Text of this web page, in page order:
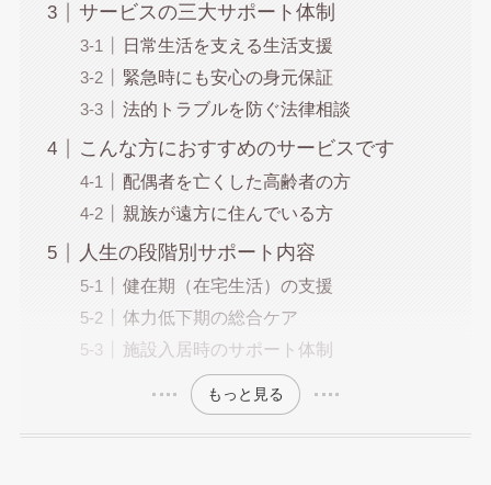
サービスの三大サポート体制
日常生活を支える生活支援
緊急時にも安心の身元保証
法的トラブルを防ぐ法律相談
こんな方におすすめのサービスです
配偶者を亡くした高齢者の方
親族が遠方に住んでいる方
人生の段階別サポート内容
健在期（在宅生活）の支援
体力低下期の総合ケア
施設入居時のサポート体制
もっと見る